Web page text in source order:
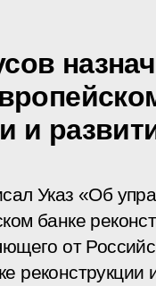
и
Указ «Об
банке
от
реконструкции